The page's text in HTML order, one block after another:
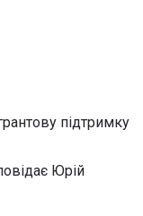
підтримку
Юрій